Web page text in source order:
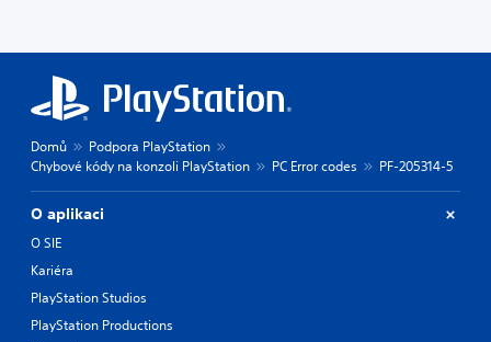
Domů
Podpora PlayStation
Chybové kódy na konzoli PlayStation
PC Error codes PF-205314-5
O aplikaci
O SIE
Kariéra
PlayStation Studios
PlayStation Productions